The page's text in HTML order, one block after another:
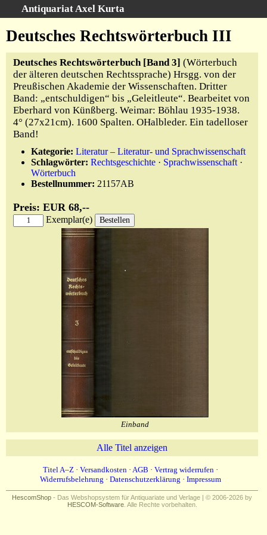
Antiquariat Axel Kurta
Suche
Sachgebiete
Schlagwörter
Kataloge
Ankauf
Warenkorb
Anfahrt/Kontakt
Geschäftschronik
Deutsches Rechtswörterbuch III
Deutsches Rechtswörterbuch [Band 3] (Wörterbuch
der älteren deutschen Rechtssprache) Hrsgg. von der
Preußischen Akademie der Wissenschaften. Dritter
Band: „entschuldigen“ bis „Geleitleute“. Bearbeitet von
Eberhard von Künßberg. Weimar: Böhlau 1935-1938.
4° (27x21cm). 1600 Spalten. OHalbleder. Ein tadelloser
Band!
Kategorie: Literatur – Literatur- und Sprachwissenschaft
Schlagwörter: Rechtsgeschichte · Sprachwissenschaft ·
Wörterbuch
Bestellnummer: 21157AB
Preis: EUR 68,--
Exemplar(e)
Einband
Alle Titel anzeigen
Titel A–Z · Versandkosten · AGB · Vertrag widerrufen ·
Widerrufsbelehrung · Datenschutzerklärung · Impressum
HescomShop - Das Webshopsystem für Antiquariate und Verlage | © 2006-2026 by
HESCOM-Software. Alle Rechte vorbehalten.